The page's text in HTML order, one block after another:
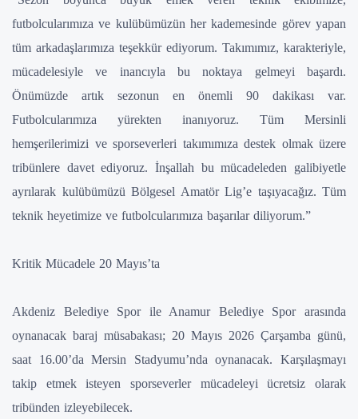
futbolcularımıza ve kulübümüzün her kademesinde görev yapan
tüm arkadaşlarımıza teşekkür ediyorum. Takımımız, karakteriyle,
mücadelesiyle ve inancıyla bu noktaya gelmeyi başardı.
Önümüzde artık sezonun en önemli 90 dakikası var.
Futbolcularımıza yürekten inanıyoruz. Tüm Mersinli
hemşerilerimizi ve sporseverleri takımımıza destek olmak üzere
tribünlere davet ediyoruz. İnşallah bu mücadeleden galibiyetle
ayrılarak kulübümüzü Bölgesel Amatör Lig’e taşıyacağız. Tüm
teknik heyetimize ve futbolcularımıza başarılar diliyorum.”
Kritik Mücadele 20 Mayıs’ta
Akdeniz Belediye Spor ile Anamur Belediye Spor arasında
oynanacak baraj müsabakası; 20 Mayıs 2026 Çarşamba günü,
saat 16.00’da Mersin Stadyumu’nda oynanacak. Karşılaşmayı
takip etmek isteyen sporseverler mücadeleyi ücretsiz olarak
tribünden izleyebilecek.